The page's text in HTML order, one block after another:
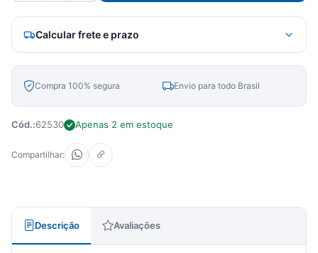
Calcular frete e prazo
Compra 100% segura Envio para todo Brasil
Cód.:62530 Apenas 2 em estoque
Compartilhar:
Descrição Avaliações